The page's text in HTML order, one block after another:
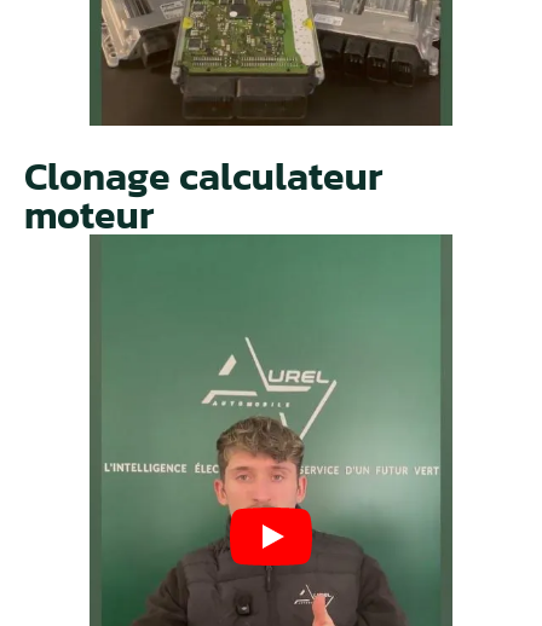
Clonage calculateur
moteur